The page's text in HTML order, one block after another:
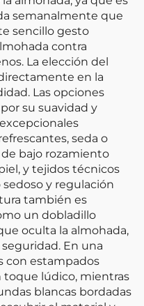
semanalmente que
sencillo gesto
contra
La elección del
en la
Las opciones
su suavidad y
seda o
bajo rozamiento
y tejidos técnicos
y regulación
también es
un dobladillo
oculta la almohada,
En una
con estampados
lúdico, mientras
blancas bordadas